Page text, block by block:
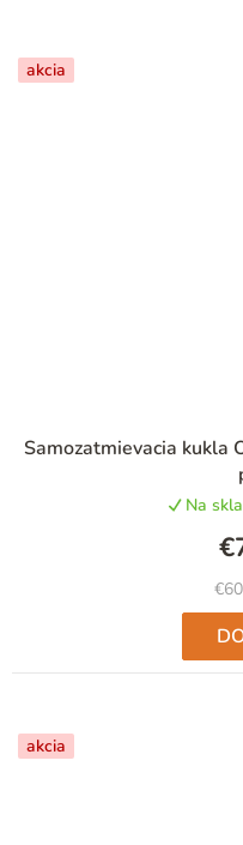
akcia
Samozatmievacia kukla
Na
akcia